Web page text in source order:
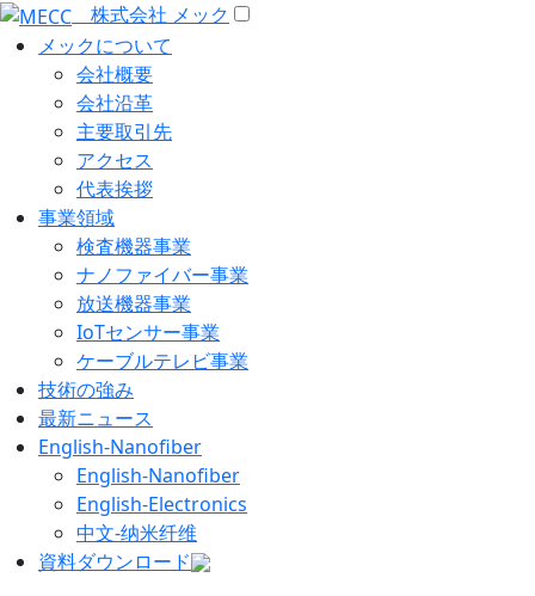
株式会社 メック
メックについて
会社概要
会社沿革
主要取引先
アクセス
代表挨拶
事業領域
検査機器事業
ナノファイバー事業
放送機器事業
IoTセンサー事業
ケーブルテレビ事業
技術の強み
最新ニュース
English-Nanofiber
English-Nanofiber
English-Electronics
中文-纳米纤维
資料ダウンロード